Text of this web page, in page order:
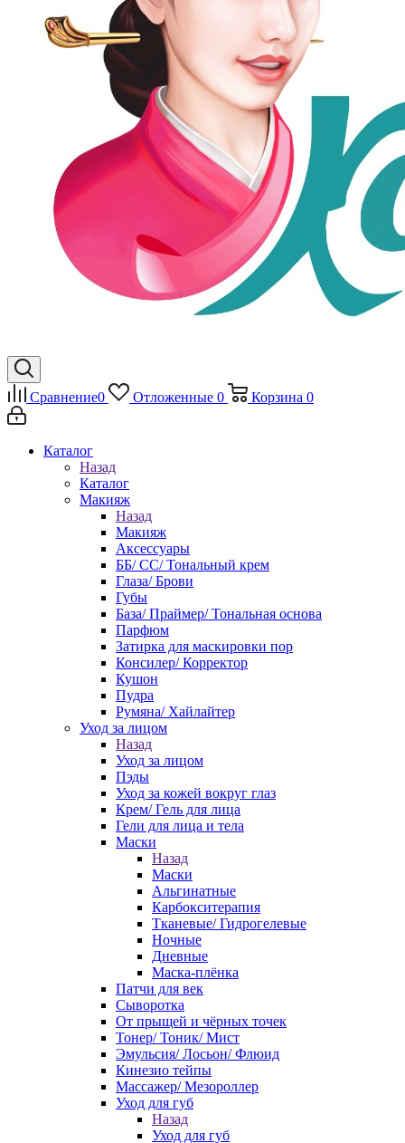
Сравнение0 Отложенные 0 Корзина 0
Каталог
Назад
Каталог
Макияж
Назад
Макияж
Аксессуары
ББ/ СС/ Тональный крем
Глаза/ Брови
Губы
База/ Праймер/ Тональная основа
Парфюм
Затирка для маскировки пор
Консилер/ Корректор
Кушон
Пудра
Румяна/ Хайлайтер
Уход за лицом
Назад
Уход за лицом
Пэды
Уход за кожей вокруг глаз
Крем/ Гель для лица
Гели для лица и тела
Маски
Назад
Маски
Альгинатные
Карбокситерапия
Тканевые/ Гидрогелевые
Ночные
Дневные
Маска-плёнка
Патчи для век
Сыворотка
От прыщей и чёрных точек
Тонер/ Тоник/ Мист
Эмульсия/ Лосьон/ Флюид
Кинезио тейпы
Массажер/ Мезороллер
Уход для губ
Назад
Уход для губ